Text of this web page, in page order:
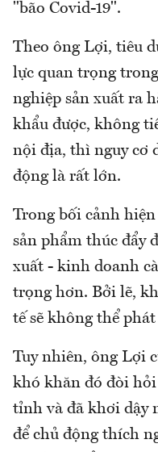
"bão Covid-19".
Theo ông Lợi, tiêu
lực quan trọng
nghiệp sản xuất ra
khẩu được, không
nội địa, thì nguy cơ
động là rất lớn.
Trong bối cảnh
sản phẩm thúc đẩy
xuất - kinh doanh
trọng hơn. Bởi lẽ,
tế sẽ không thể
Tuy nhiên, ông Lợi
khó khăn đó đòi
tỉnh và đã khơi dậy
để chủ động thích